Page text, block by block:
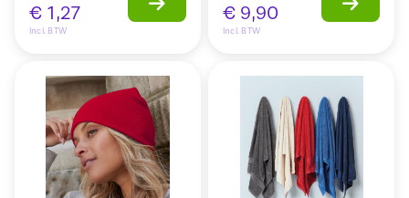
€ 1,27
Incl. BTW
€ 9,90
Incl. BTW